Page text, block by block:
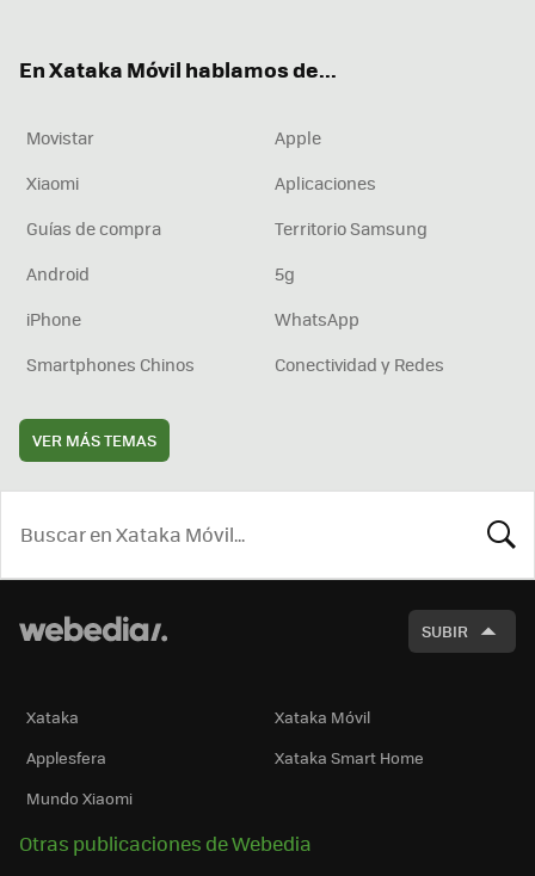
En Xataka Móvil hablamos de...
Movistar
Apple
Xiaomi
Aplicaciones
Guías de compra
Territorio Samsung
Android
5g
iPhone
WhatsApp
Smartphones Chinos
Conectividad y Redes
VER MÁS TEMAS
SUBIR
Xataka
Xataka Móvil
Applesfera
Xataka Smart Home
Mundo Xiaomi
Otras publicaciones de Webedia